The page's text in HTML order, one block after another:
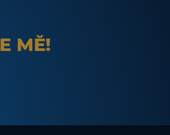
MĚ!